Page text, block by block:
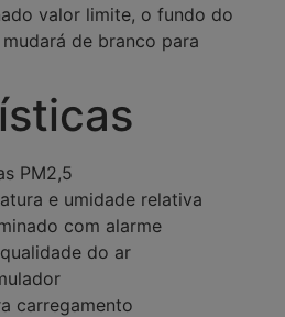
valor limite, o fundo do
de branco para
PM2,5
e umidade relativa
com alarme
do ar
carregamento